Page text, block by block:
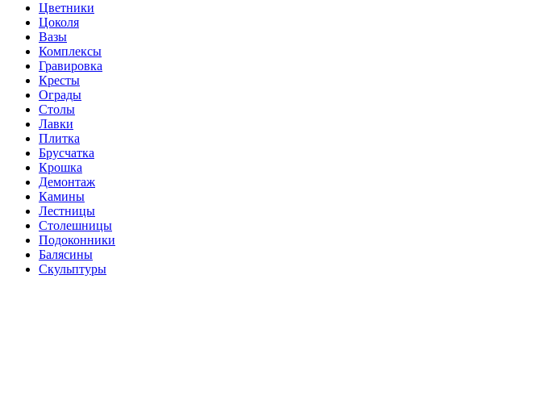
Цветники
Цоколя
Вазы
Комплексы
Гравировка
Кресты
Ограды
Столы
Лавки
Плитка
Брусчатка
Крошка
Демонтаж
Камины
Лестницы
Столешницы
Подоконники
Балясины
Скульптуры